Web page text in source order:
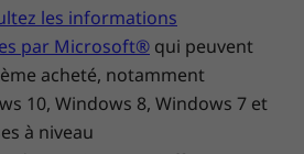
de 0 à 80 % en
Oubliez la prise secteur
à votre bureau et déplacez-
partout
ci-contre ne reflètent pas forcément
dans ce pays !
les informations
par Microsoft® qui peuvent
acheté, notamment
10, Windows 8, Windows 7 et
à niveau